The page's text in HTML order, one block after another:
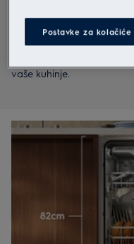
Potpuno integrirana
najpopularniji tip koji
vaše kuhinje.
Postavke za kolačiće